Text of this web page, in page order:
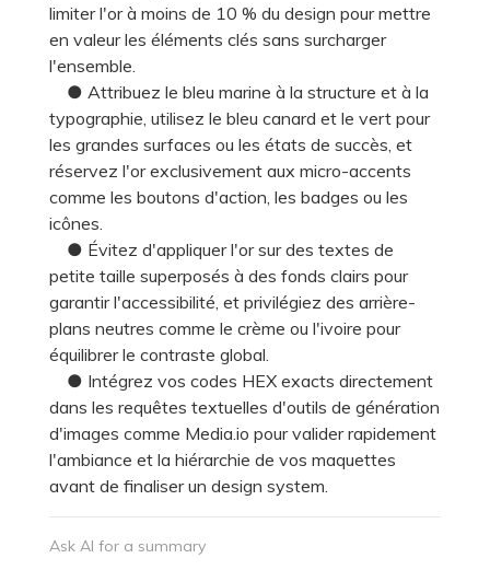
limiter l'or à moins de 10 % du design pour mettre
en valeur les éléments clés sans surcharger
l'ensemble.
● Attribuez le bleu marine à la structure et à la
typographie, utilisez le bleu canard et le vert pour
les grandes surfaces ou les états de succès, et
réservez l'or exclusivement aux micro-accents
comme les boutons d'action, les badges ou les
icônes.
● Évitez d'appliquer l'or sur des textes de
petite taille superposés à des fonds clairs pour
garantir l'accessibilité, et privilégiez des arrière-
plans neutres comme le crème ou l'ivoire pour
équilibrer le contraste global.
● Intégrez vos codes HEX exacts directement
dans les requêtes textuelles d'outils de génération
d'images comme Media.io pour valider rapidement
l'ambiance et la hiérarchie de vos maquettes
avant de finaliser un design system.
Ask AI for a summary